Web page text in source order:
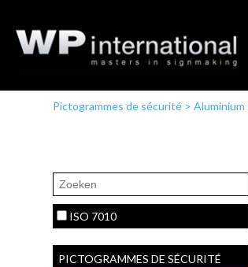
Pictogrammes de sécurité >Aluminium
ISO 7010
PICTOGRAMMES DE SÉCURITÉ